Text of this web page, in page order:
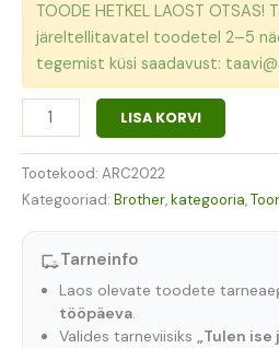
TOODE HETKEL LAOST OTSAS!
järeltellitavatel toodetel 2–5
tegemist küsi saadavust:
LISA KORVI
Tootekood: ARC2022
Kategooriad: Brother,kategooria,
Tarneinfo
Laos olevate toodete
tööpäeva.
Valides tarneviisiks „Tulen ise